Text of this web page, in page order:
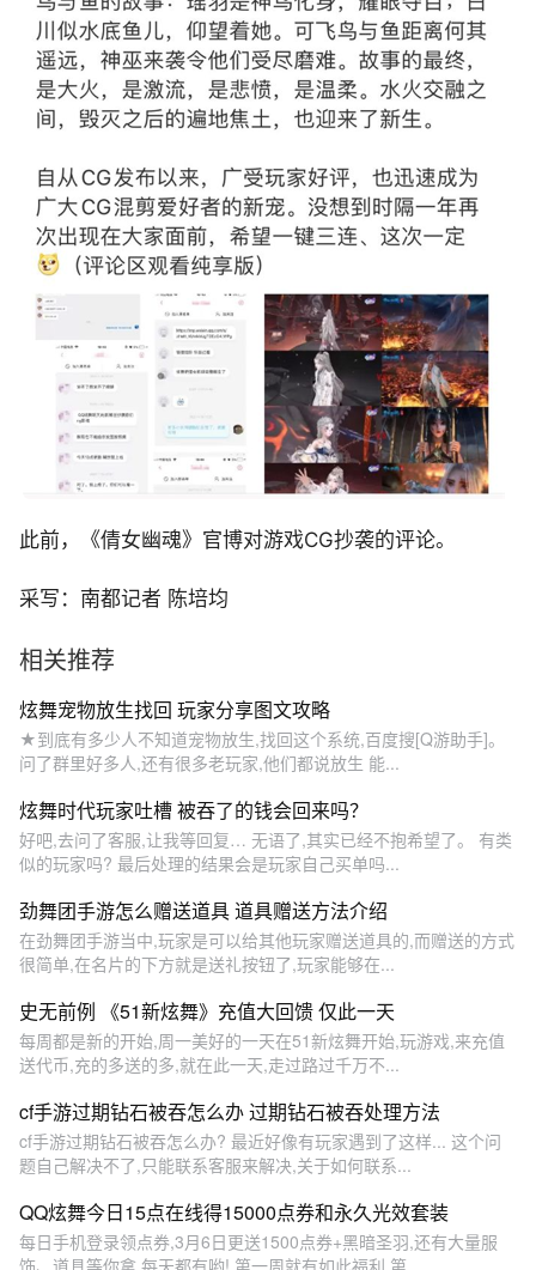
此前，《倩女幽魂》官博对游戏CG抄袭的评论。
采写：南都记者 陈培均
相关推荐
炫舞宠物放生找回 玩家分享图文攻略
★到底有多少人不知道宠物放生,找回这个系统,百度搜[Q游助手]。
问了群里好多人,还有很多老玩家,他们都说放生 能...
炫舞时代玩家吐槽 被吞了的钱会回来吗？
好吧,去问了客服,让我等回复… 无语了,其实已经不抱希望了。 有类
似的玩家吗? 最后处理的结果会是玩家自己买单吗...
劲舞团手游怎么赠送道具 道具赠送方法介绍
在劲舞团手游当中,玩家是可以给其他玩家赠送道具的,而赠送的方式
很简单,在名片的下方就是送礼按钮了,玩家能够在...
史无前例 《51新炫舞》充值大回馈 仅此一天
每周都是新的开始,周一美好的一天在51新炫舞开始,玩游戏,来充值
送代币,充的多送的多,就在此一天,走过路过千万不...
cf手游过期钻石被吞怎么办 过期钻石被吞处理方法
cf手游过期钻石被吞怎么办? 最近好像有玩家遇到了这样... 这个问
题自己解决不了,只能联系客服来解决,关于如何联系...
QQ炫舞今日15点在线得15000点券和永久光效套装
每日手机登录领点券,3月6日更送1500点券+黑暗圣羽,还有大量服
饰、道具等你拿,每天都有哟! 第一周就有如此福利,第...